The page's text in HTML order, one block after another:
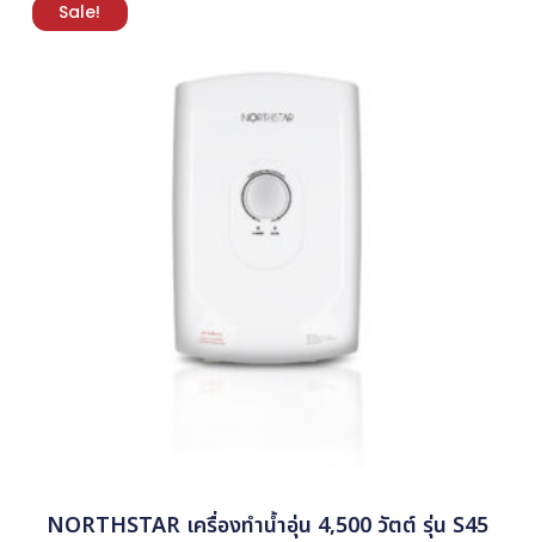
Sale!
NORTHSTAR เครื่องทำน้ำอุ่น 4,500 วัตต์ รุ่น S45